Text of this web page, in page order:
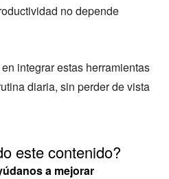
no depende
integrar estas herramientas
diaria, sin perder de vista
este contenido?
a mejorar